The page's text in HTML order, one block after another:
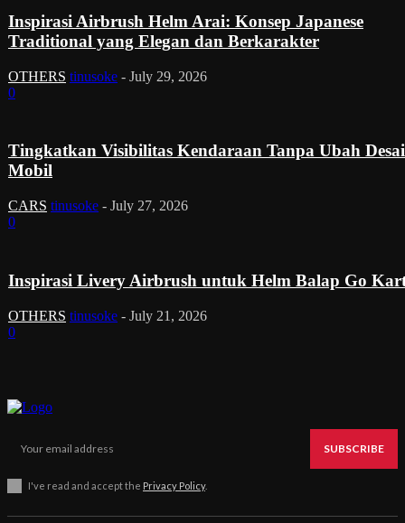
Inspirasi Airbrush Helm Arai: Konsep Japanese
Traditional yang Elegan dan Berkarakter
OTHERS tinusoke - July 29, 2026
0
Tingkatkan Visibilitas Kendaraan Tanpa Ubah
Mobil
CARS tinusoke - July 27, 2026
0
Inspirasi Livery Airbrush untuk Helm Balap Go
OTHERS tinusoke - July 21, 2026
0
SUBSCRIBE
I've read and accept the Privacy Policy.